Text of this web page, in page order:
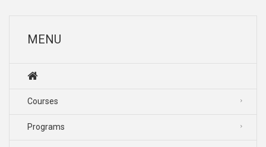
MENU
Courses
Programs